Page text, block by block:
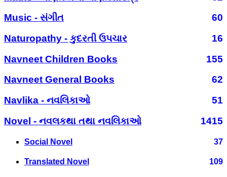
Music - સંગીત
60
Naturopathy - કુદરતી ઉપચાર
16
Navneet Children Books
155
Navneet General Books
62
Navlika - નવલિકાઓ
51
Novel - નવલકથા તથા નવલિકાઓ
1415
Social Novel 37
Translated Novel 109